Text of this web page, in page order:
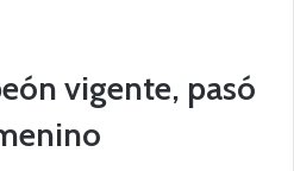
vigente, pasó